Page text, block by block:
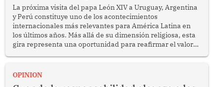
La próxima visita del papa León XIV a Uruguay, Argentina
y Perú constituye uno de los acontecimientos
internacionales más relevantes para América Latina en
los últimos años. Más allá de su dimensión religiosa, esta
gira representa una oportunidad para reafirmar el valor
enfrenta desafíos en materia de desarrollo, cohesión
OPINION